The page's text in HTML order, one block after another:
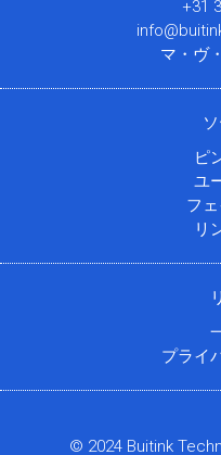
+31
マ・ヴ
ピ
ユ
フ
リ
プライ
© 2024 Buitink